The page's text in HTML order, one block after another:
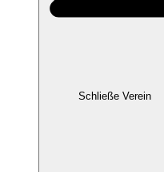
Schließe Verein